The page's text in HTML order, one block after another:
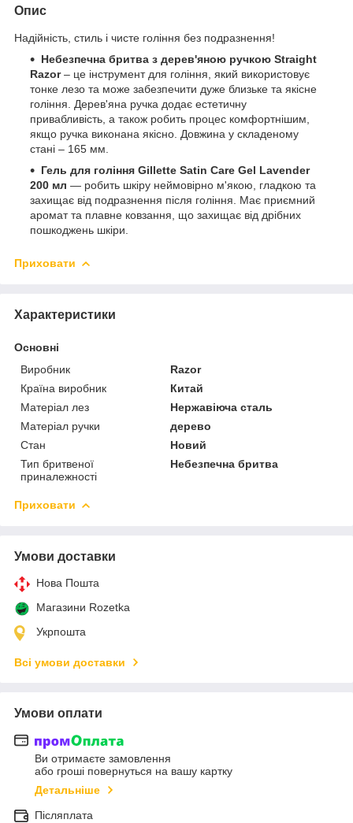
Опис
Надійність, стиль і чисте гоління без подразнення!
Небезпечна бритва з дерев'яною ручкою Straight
Razor– це інструмент для гоління, який використовує
тонке лезо та може забезпечити дуже близьке та якісне
гоління. Дерев'яна ручка додає естетичну
привабливість, а також робить процес комфортнішим,
якщо ручка виконана якісно. Довжина у складеному
стані – 165 мм.
Гель для гоління Gillette Satin Care Gel Lavender
200 мл — робить шкіру неймовірно м'якою, гладкою та
захищає від подразнення після гоління. Має приємний
аромат та плавне ковзання, що захищає від дрібних
пошкоджень шкіри.
Приховати
Характеристики
Основні
Виробник
Razor
Країна виробник
Китай
Матеріал лез
Нержавіюча сталь
Матеріал ручки
дерево
Стан
Новий
Тип бритвеної
приналежності
Небезпечна бритва
Приховати
Умови доставки
Нова Пошта
Магазини Rozetka
Укрпошта
Всі умови доставки
Умови оплати
Ви отримаєте замовлення
або гроші повернуться на вашу картку
Детальніше
Післяплата